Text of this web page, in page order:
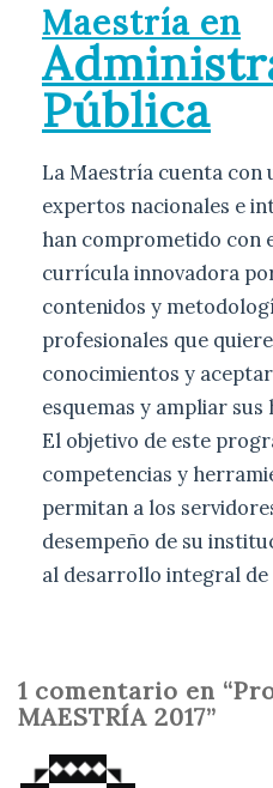
Maestría en
Pública
La Maestría cuenta con
expertos nacionales e
han comprometido con
currícula innovadora
contenidos y
profesionales que
conocimientos y
esquemas y ampliar
El objetivo de este
competencias y
permitan a los
desempeño de su
al desarrollo integral de
1 comentario en
MAESTRÍA 2017”